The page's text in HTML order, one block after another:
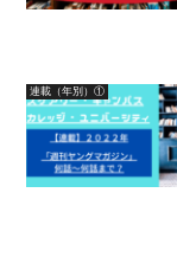
連載（年別）①